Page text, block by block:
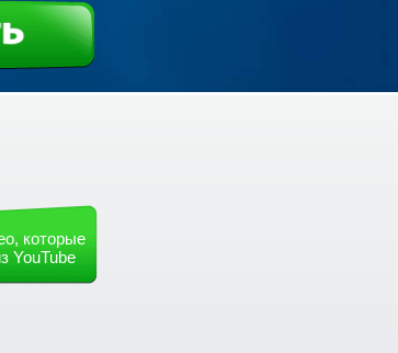
которые
YouTube